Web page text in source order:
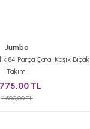
Jumbo
84 Parça Çatal Kaşık Bıçak
Takımı
TL
11.500,00 TL